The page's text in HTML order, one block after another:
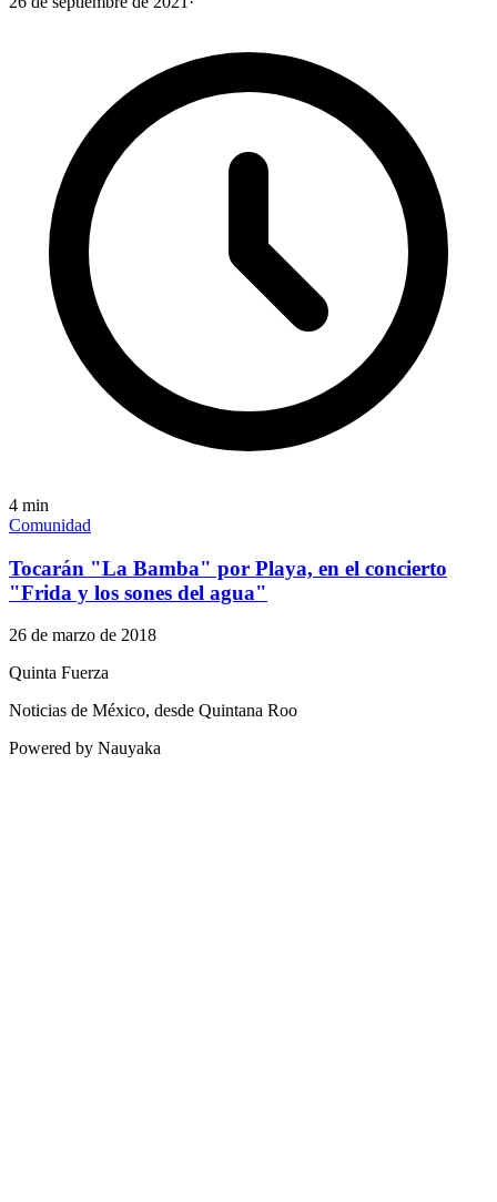
4 min
Comunidad
Tocarán "La Bamba" por Playa, en el concierto
"Frida y los sones del agua"
26 de marzo de 2018
Quinta Fuerza
Noticias de México, desde Quintana Roo
Powered by Nauyaka